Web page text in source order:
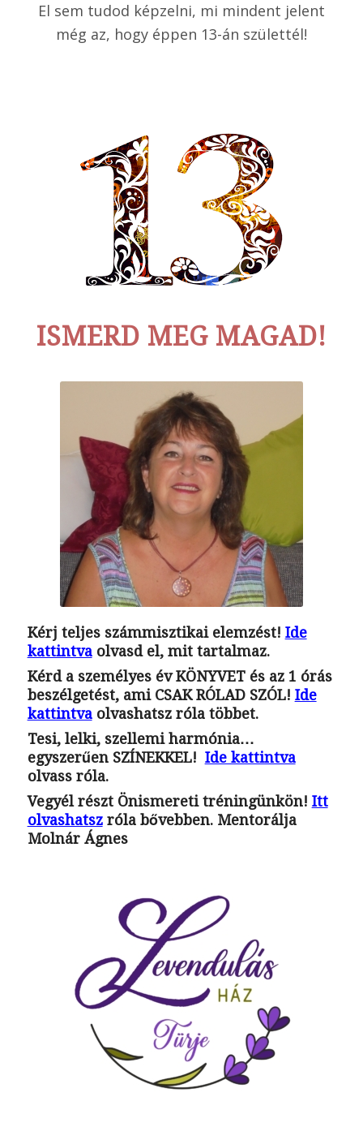
El sem tudod képzelni, mi mindent jelent
még az, hogy éppen 13-án születtél!
ISMERD MEG MAGAD!
Kérj teljes számmisztikai elemzést! Ide
kattintva olvasd el, mit tartalmaz.
Kérd a személyes év KÖNYVET és az 1 órás
beszélgetést, ami CSAK RÓLAD SZÓL! Ide
kattintva olvashatsz róla többet.
Tesi, lelki, szellemi harmónia…
egyszerűen SZÍNEKKEL! Ide kattintva
olvass róla.
Vegyél részt Önismereti tréningünkön! Itt
olvashatsz róla bővebben. Mentorálja
Molnár Ágnes